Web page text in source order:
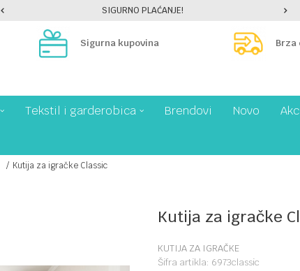
SIGURNO PLAĆANJE!
Sigurna kupovina Brza
Tekstil i garderobica Brendovi Novo
Kutija za igračke Classic
Kutija za igračke
KUTIJA ZA IGRAČKE
Šifra artikla: 6973classic